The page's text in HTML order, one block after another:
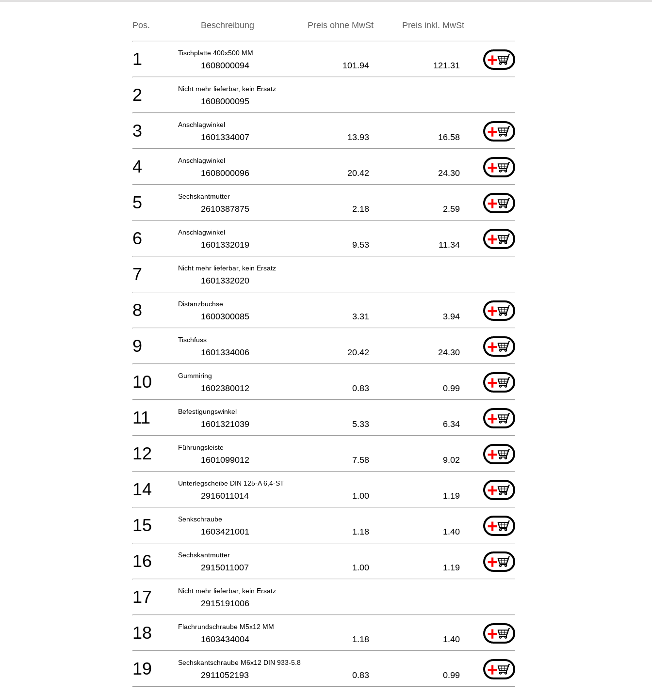
Pos. Beschreibung Preis ohne MwSt Preis inkl. MwSt
Tischplatte 400x500 MM +
1 1608000094 101.94 121.31
Nicht mehr lieferbar, kein Ersatz
2 1608000095
Anschlagwinkel +
3 1601334007 13.93 16.58
Anschlagwinkel +
4 1608000096 20.42 24.30
Sechskantmutter +
5 2610387875 2.18 2.59
Anschlagwinkel +
6 1601332019 9.53 11.34
Nicht mehr lieferbar, kein Ersatz
7 1601332020
Distanzbuchse +
8 1600300085 3.31 3.94
Tischfuss +
9 1601334006 20.42 24.30
Gummiring +
10 1602380012 0.83 0.99
Befestigungswinkel +
11 1601321039 5.33 6.34
Führungsleiste +
12 1601099012 7.58 9.02
Unterlegscheibe DIN 125-A 6,4-ST +
14 2916011014 1.00 1.19
Senkschraube +
15 1603421001 1.18 1.40
Sechskantmutter +
16 2915011007 1.00 1.19
Nicht mehr lieferbar, kein Ersatz
17 2915191006
Flachrundschraube M5x12 MM +
18 1603434004 1.18 1.40
Sechskantschraube M6x12 DIN 933-5.8 +
19 2911052193 0.83 0.99